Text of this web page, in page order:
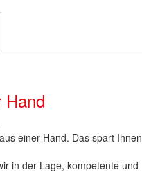
Hand
einer Hand. Das spart Ihnen
in der Lage, kompetente und